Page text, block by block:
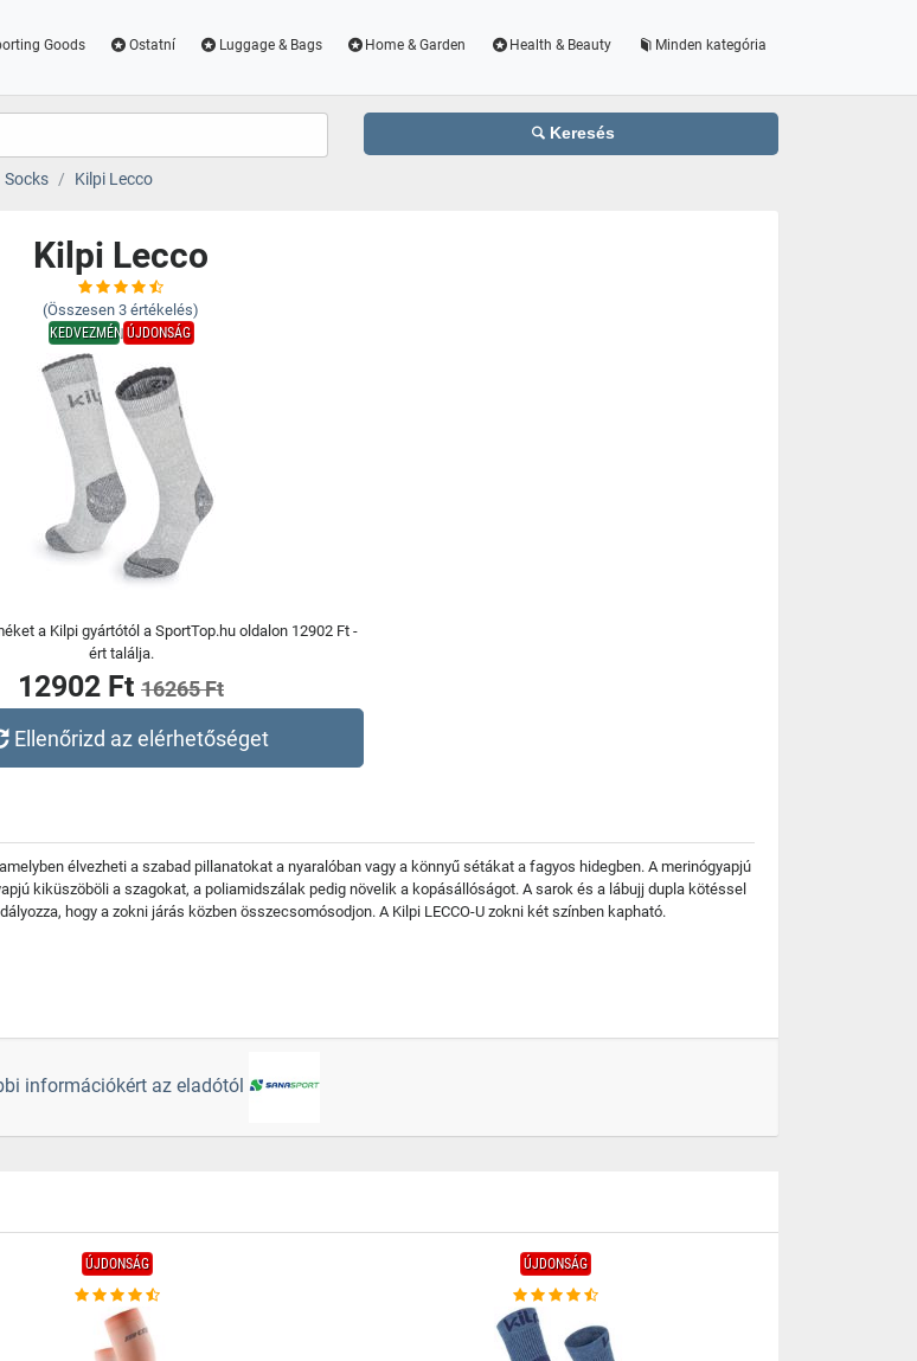
Goods Ostatní Luggage & Bags Home & Garden Health & Beauty Minden kategória
Keresés
Socks Kilpi Lecco
Kilpi Lecco
(Összesen 3 értékelés)
KEDVEZMÉNYÚJDONSÁG
a Kilpi gyártótól a SportTop.hu oldalon 12902 Ft -
ért találja.
12902 Ft 16265 Ft
Ellenőrizd az elérhetőséget
élvezheti a szabad pillanatokat a nyaralóban vagy a könnyű sétákat a fagyos hidegben. A merinógyapjú
kiküszöböli a szagokat, a poliamidszálak pedig növelik a kopásállóságot. A sarok és a lábujj dupla kötéssel
hogy a zokni járás közben összecsomósodjon. A Kilpi LECCO-U zokni két színben kapható.
információkért az eladótól
ÚJDONSÁG ÚJDONSÁG